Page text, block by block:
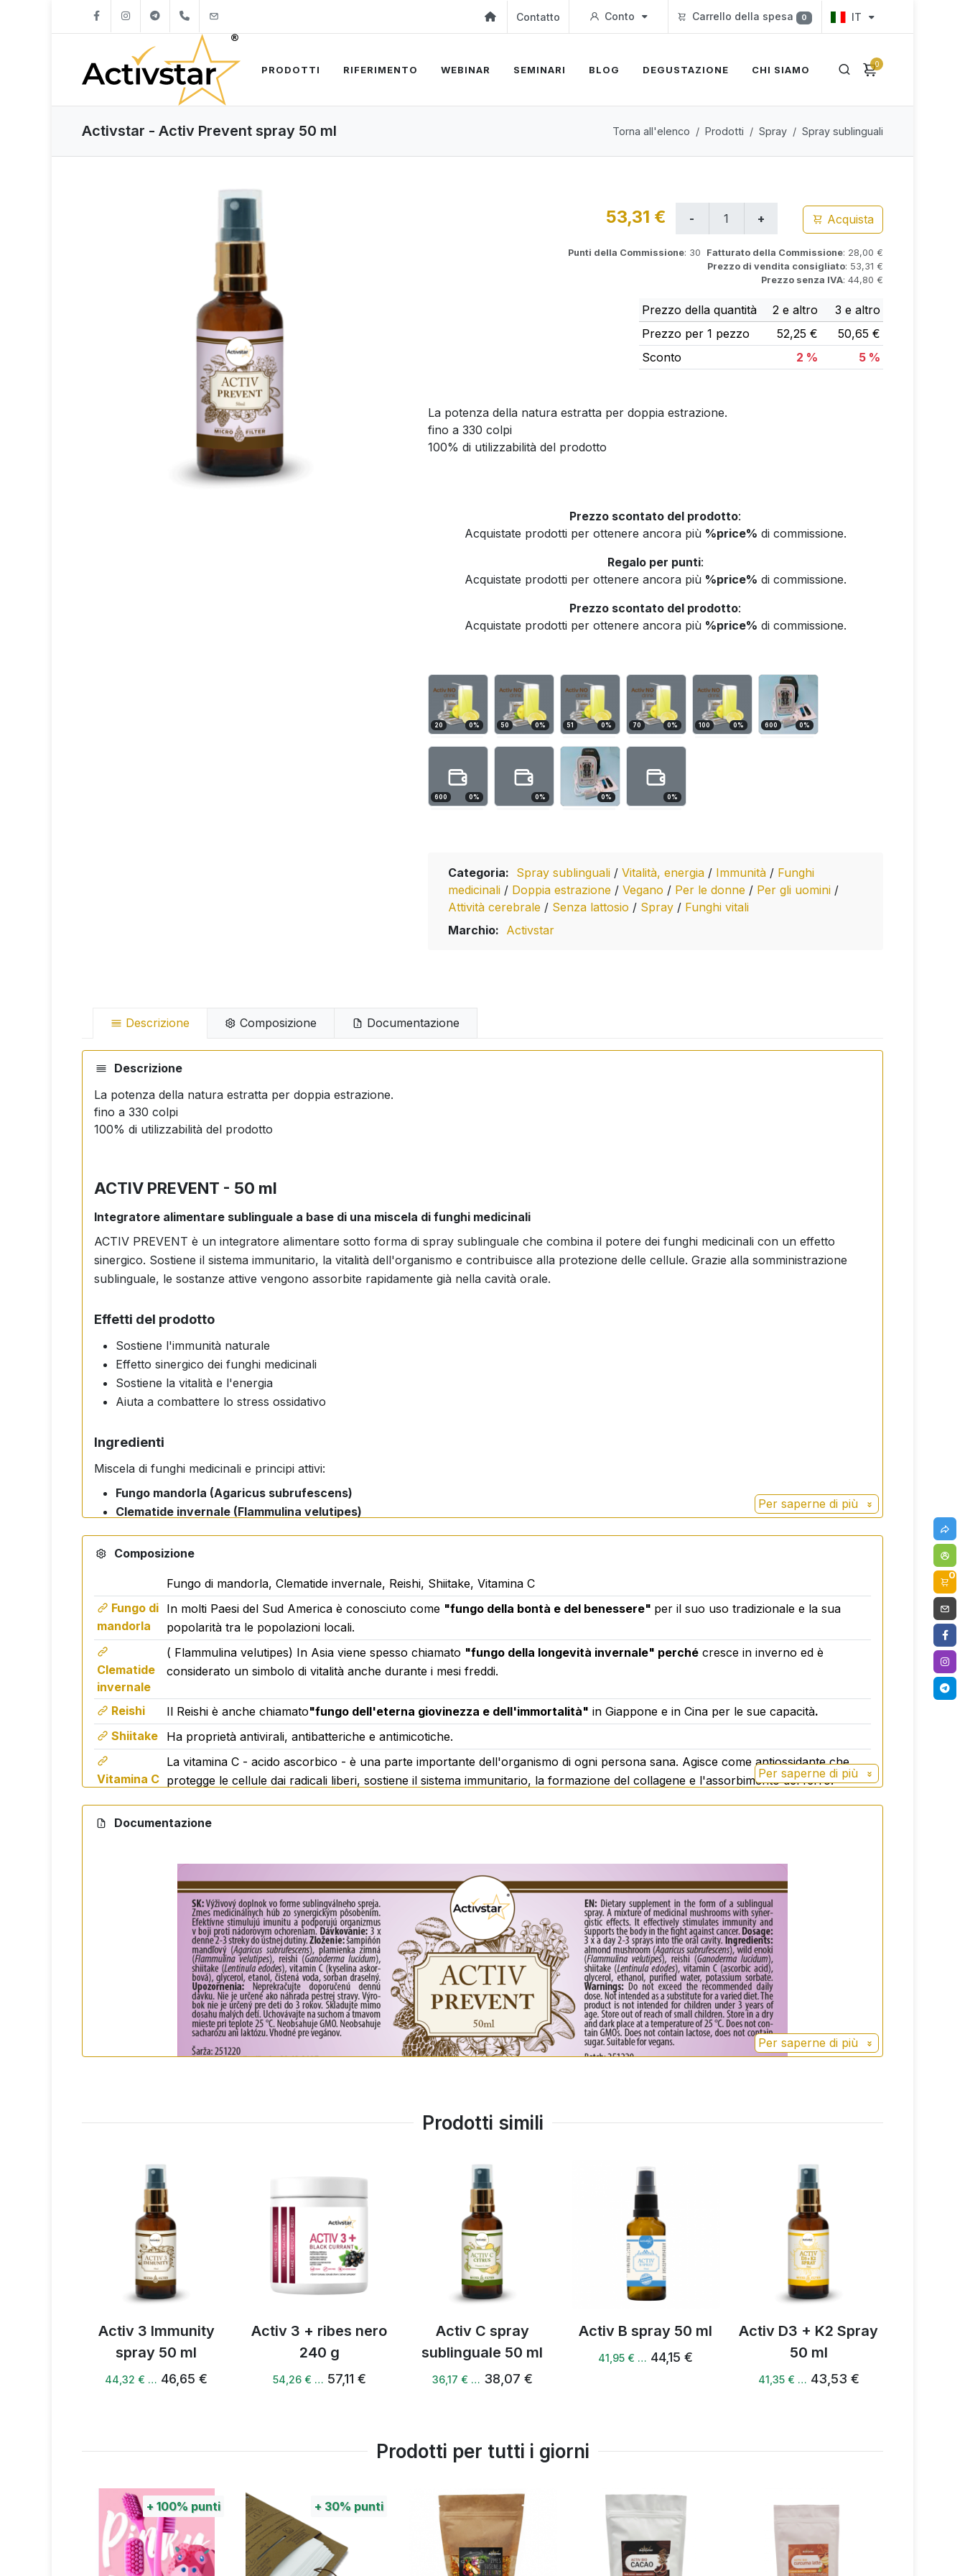
+421904262747 Contatto Conto Carrello della spesa 0 IT
0
PRODOTTI RIFERIMENTO WEBINAR SEMINARI BLOG DEGUSTAZIONE CHI SIAMO
Activstar - Activ Prevent spray 50 ml Torna all'elenco Prodotti Spray Spray sublinguali
53,31 € Acquista
Punti della Commissione: 30 Fatturato della Commissione: 28,00 €
Prezzo di vendita consigliato: 53,31 €
Prezzo senza IVA: 44,80 €
Prezzo della quantità 2 e altro
3 e altro
Prezzo per 1 pezzo
52,25 €
50,65 €
Sconto
2 % 5 %
La potenza della natura estratta per doppia estrazione.
fino a 330 colpi
100% di utilizzabilità del prodotto
Prezzo scontato del prodotto:
Acquistate prodotti per ottenere ancora più %price% di commissione.
Regalo per punti:
Acquistate prodotti per ottenere ancora più %price% di commissione.
Prezzo scontato del prodotto:
Acquistate prodotti per ottenere ancora più %price% di commissione.
20 0% 50 0% 51 0% 70 0% 100 0% 600 0%
600 0% 0% 0% 0%
Categoria: Spray sublinguali / Vitalità, energia / Immunità / Funghi
medicinali / Doppia estrazione / Vegano / Per le donne / Per gli uomini /
Attività cerebrale / Senza lattosio / Spray / Funghi vitali
Marchio: Activstar
Descrizione Composizione Documentazione
Descrizione
La potenza della natura estratta per doppia estrazione.
fino a 330 colpi
100% di utilizzabilità del prodotto
ACTIV PREVENT - 50 ml
Integratore alimentare sublinguale a base di una miscela di funghi medicinali
ACTIV PREVENT è un integratore alimentare sotto forma di spray sublinguale che combina il potere dei funghi medicinali con un effetto
sinergico. Sostiene il sistema immunitario, la vitalità dell'organismo e contribuisce alla protezione delle cellule. Grazie alla somministrazione
sublinguale, le sostanze attive vengono assorbite rapidamente già nella cavità orale.
Effetti del prodotto
Sostiene l'immunità naturale
Effetto sinergico dei funghi medicinali
Sostiene la vitalità e l'energia
Aiuta a combattere lo stress ossidativo
Ingredienti
Miscela di funghi medicinali e principi attivi:
Fungo mandorla (Agaricus subrufescens)
Clematide invernale (Flammulina velutipes)
Shiitake (Lentinula edodes)
Glicerolo, etanolo, acqua depurata, potassio sorbato
Non contiene OGM, saccarosio o lattosio. Adatto ai vegani.
Dosaggio
2-3 iniezioni nella cavità orale 3 volte al giorno.
Avvertenze
Non superare la dose giornaliera raccomandata.
Non sostituisce una dieta varia.
Non adatto ai bambini di età inferiore ai 3 anni.
Tenere fuori dalla portata dei bambini.
Per saperne di più
Composizione
Fungo di mandorla, Clematide invernale, Reishi, Shiitake, Vitamina C
Fungo di
mandorla
In molti Paesi del Sud America è conosciuto come "fungo della bontà e del benessere" per il suo uso tradizionale e la sua
popolarità tra le popolazioni locali.
Clematide
invernale
( Flammulina velutipes) In Asia viene spesso chiamato "fungo della longevità invernale" perché cresce in inverno ed è
considerato un simbolo di vitalità anche durante i mesi freddi.
Reishi Il Reishi è anche chiamato"fungo dell'eterna giovinezza e dell'immortalità" in Giappone e in Cina per le sue capacità.
Shiitake
Ha proprietà antivirali, antibatteriche e antimicotiche.
Vitamina C
La vitamina C - acido ascorbico - è una parte importante dell'organismo di ogni persona sana. Agisce come antiossidante che
protegge le cellule dai radicali liberi, sostiene il sistema immunitario, la formazione del collagene e l'assorbimento del ferro.
Per saperne di più
Documentazione
Per saperne di più
Prodotti simili
Activ 3 Immunity
46,65 €
Activ 3 + ribes nero
54,26 € …
Activ C spray
sublinguale 50 ml
36,17 € … 38,07 €
Activ B spray 50 ml
41,95 € … 44,15 €
Activ D3 + K2 Spray
43,53 €
Activ Ginseng spray
46,81 € …
Prodotti per tutti i giorni
+ 100%punti + 30%punti
0